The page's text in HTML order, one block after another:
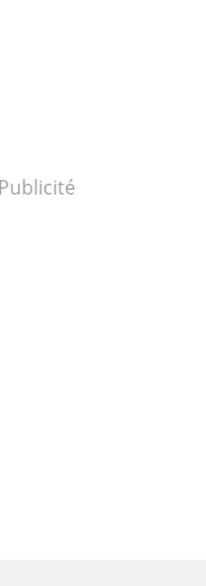
Publicité